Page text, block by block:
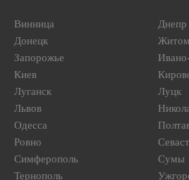
Винница
Днепр
Донецк
Запорожье
Киев
Луганск
Луцк
Львов
Одесса
Ровно
Симферополь
Сумы
Тернополь